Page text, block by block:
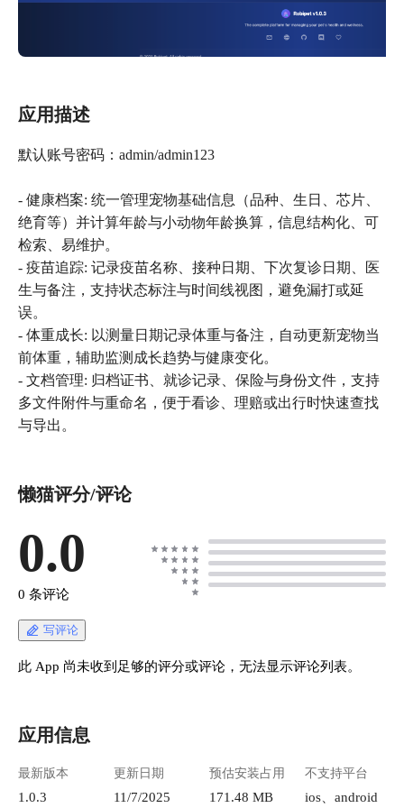
应用描述
默认账号密码：admin/admin123
- 健康档案: 统一管理宠物基础信息（品种、生日、芯片、
绝育等）并计算年龄与小动物年龄换算，信息结构化、可
检索、易维护。
- 疫苗追踪: 记录疫苗名称、接种日期、下次复诊日期、医
生与备注，支持状态标注与时间线视图，避免漏打或延
误。
- 体重成长: 以测量日期记录体重与备注，自动更新宠物当
前体重，辅助监测成长趋势与健康变化。
- 文档管理: 归档证书、就诊记录、保险与身份文件，支持
多文件附件与重命名，便于看诊、理赔或出行时快速查找
与导出。
懒猫评分/评论
0.0
0 条评论
写评论
此 App 尚未收到足够的评分或评论，无法显示评论列表。
应用信息
最新版本
1.0.3
更新日期
11/7/2025
预估安装占用
171.48 MB
不支持平台
ios、android